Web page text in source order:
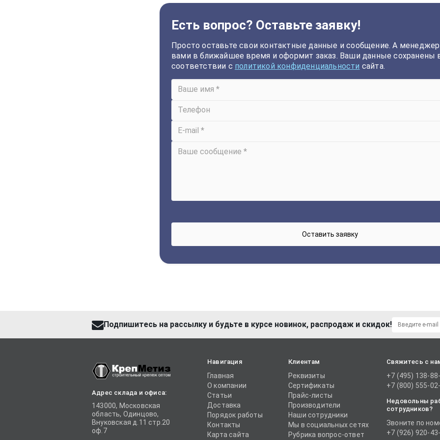
Есть вопрос? Оставьте заявку!
Просто оставьте свои контактные данные и сообщение. А
вами в ближайшее время и оформит заказ. Ваши данные сохранены
соответствии с политикой конфиденциальности сайта.
Подпишитесь на рассылку и будьте в курсе новинок, распродаж и скидок!
Адрес склада и офиса:
143000, Московская
область, Одинцово,
Внуковская д.11 стр.20
оф.7
Навигация
Главная
О компании
Статьи
Доставка
Порядок работы
Контакты
Карта сайта
Клиентам
Реквизиты
Сертификаты
Прайс-листы
Производители
Наши сотрудники
Мы в социальных сетях
Рубрика вопрос-ответ
Свяжитесь с
+7 (495) 138-
+7 (800) 555-
Недовольны
сотрудников?
Звоните по
+7 (926) 920-